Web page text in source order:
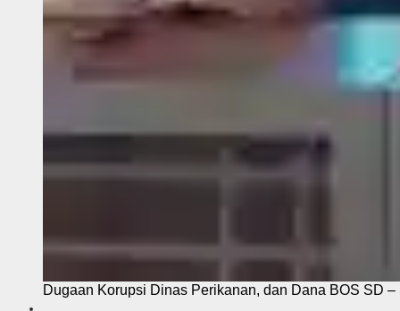
Dugaan Korupsi Dinas Perikanan, dan Dana BOS SD